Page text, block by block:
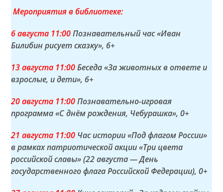
Мероприятия в библиотеке:
6 августа 11:00Познавательный час «Иван
Билибин рисует сказку», 6+
13 августа 11:00Беседа «За животных в ответе и
взрослые, и дети», 6+
20 августа 11:00Познавательно-игровая
программа «С днём рождения, Чебурашка», 0+
21 августа 11:00 Час истории «Под флагом России»
в рамках патриотической акции «Три цвета
российской славы» (22 августа — День
государственного флага Российской Федерации), 0+